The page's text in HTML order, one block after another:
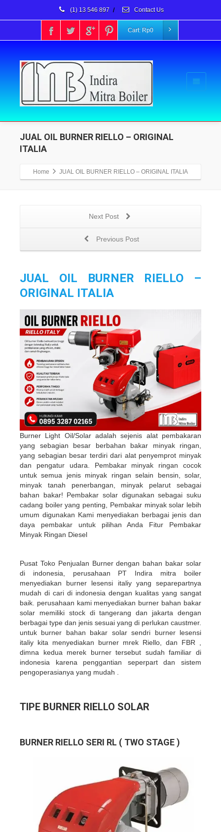
(1) 13 546 897 / Contact Us
Cart: Rp0
JUAL OIL BURNER RIELLO – ORIGINAL
ITALIA
Home JUAL OIL BURNER RIELLO – ORIGINAL ITALIA
Next Post
Previous Post
JUAL OIL BURNER RIELLO –
ORIGINAL ITALIA
Burner Light Oil/Solar adalah sejenis alat pembakaran
yang sebagian besar berbahan bakar minyak ringan,
yang sebagian besar terdiri dari alat penyemprot minyak
dan pengatur udara. Pembakar minyak ringan cocok
untuk semua jenis minyak ringan selain bensin, solar,
minyak tanah penerbangan, minyak pelarut sebagai
bahan bakar! Pembakar solar digunakan sebagai suku
cadang boiler yang penting, Pembakar minyak solar lebih
umum digunakan Kami menyediakan berbagai jenis dan
daya pembakar untuk pilihan Anda Fitur Pembakar
Minyak Ringan Diesel
Pusat Toko Penjualan Burner dengan bahan bakar solar
di indonesia, perusahaan PT Indira mitra boiler
menyediakan burner lesensi italiy yang separepartnya
mudah di cari di indonesia dengan kualitas yang sangat
baik. perusahaan kami menyediakan burner bahan bakar
solar memiliki stock di tangerang dan jakarta dengan
berbagai type dan jenis sesuai yang di perlukan caustmer.
untuk burner bahan bakar solar sendri burner lesensi
italiy kita menyediakan burner mrek Riello, dan FBR ,
dimna kedua merek burner tersebut sudah familiar di
indonesia karena penggantian seperpart dan sistem
pengoperasianya yang mudah .
TIPE BURNER RIELLO SOLAR
BURNER RIELLO SERI RL ( TWO STAGE )